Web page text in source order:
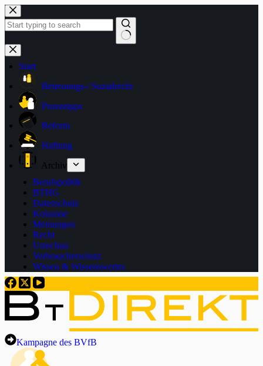
Zum
Inhalt
springen
Keine
Ergebnisse
Start
Betreuungs-/ Sozialrecht
Praxistipps
Reform
Haftung
Archiv
Berufspolitik
BTHG
Datenschutz
Kolumne
Meinungen
Recht
Umschau
Verbraucherschutz
Wissen & Wissenswertes
Kampagne des BVfB